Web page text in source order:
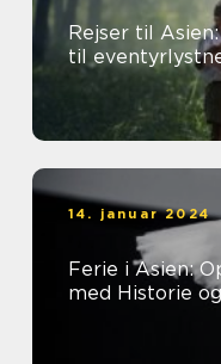
Rejser til
til
14. januar 2024
Ferie i Asien:
med Historie